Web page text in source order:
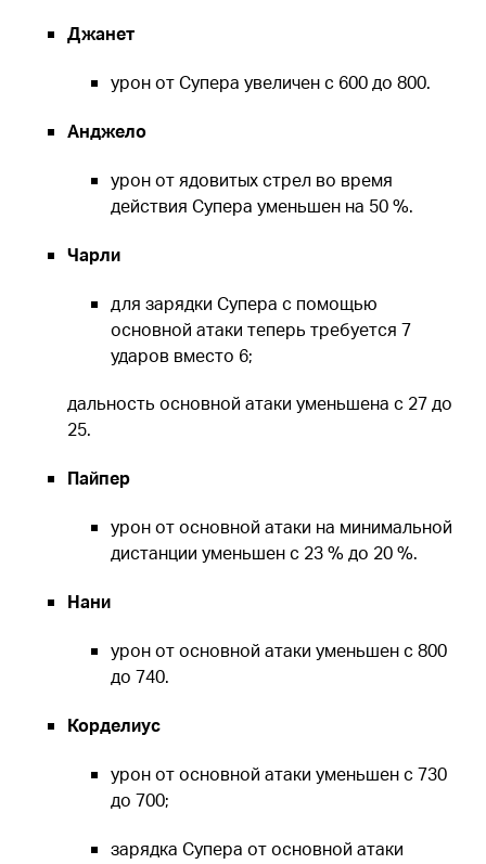
Джанет
урон от Супера увеличен с 600 до 800.
Анджело
урон от ядовитых стрел во время
действия Супера уменьшен на 50 %.
Чарли
для зарядки Супера с помощью
основной атаки теперь требуется 7
ударов вместо 6;
дальность основной атаки уменьшена с 27 до
25.
Пайпер
урон от основной атаки на минимальной
дистанции уменьшен с 23 % до 20 %.
Нани
урон от основной атаки уменьшен с 800
до 740.
Корделиус
урон от основной атаки уменьшен с 730
до 700;
зарядка Супера от основной атаки